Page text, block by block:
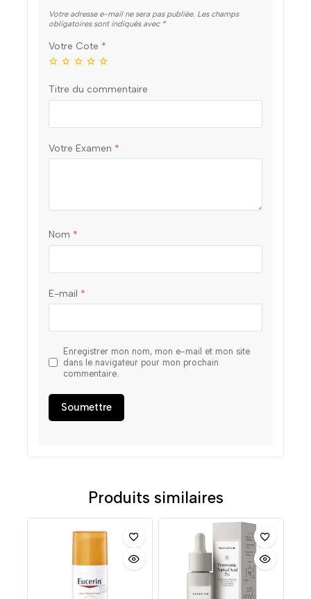
Votre adresse e-mail ne sera pas publiée. Les champs
obligatoires sont indiqués avec *
Votre Cote *
Titre du commentaire
Votre Examen *
Nom *
E-mail *
Enregistrer mon nom, mon e-mail et mon site
dans le navigateur pour mon prochain
commentaire.
Produits similaires